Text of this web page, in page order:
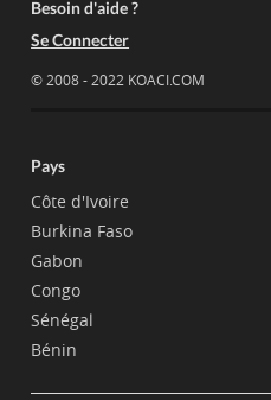
Besoin d'aide ?
Se Connecter
© 2008 - 2022 KOACI.COM
Pays
Côte d'Ivoire
Burkina Faso
Gabon
Congo
Sénégal
Bénin